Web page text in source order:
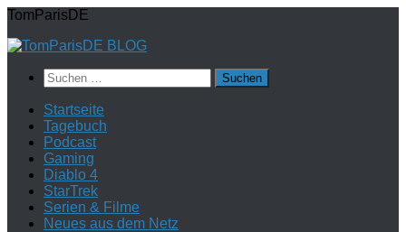
Zum
springen
TomParisDE
Suchen
nach:
Startseite
Tagebuch
Podcast
Gaming
Diablo 4
StarTrek
Serien & Filme
Neues aus dem Netz